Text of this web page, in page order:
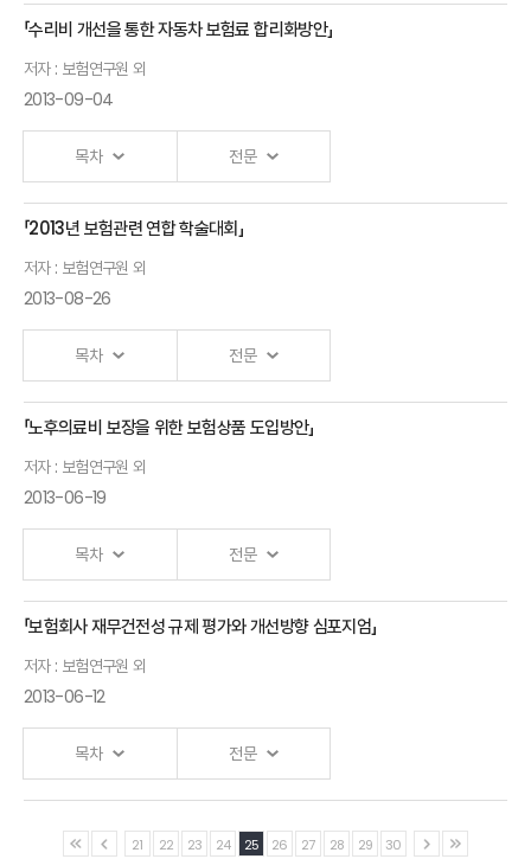
보험연구원 외
「수리비 개선을 통한 자동차 보험료 합리화방안」
저자 : 보험연구원 외
2013-09-04
목차 전문
「2013년 보험관련 연합 학술대회」
저자 : 보험연구원 외
2013-08-26
목차 전문
「노후의료비 보장을 위한 보험상품 도입방안」
저자 : 보험연구원 외
2013-06-19
목차 전문
「보험회사 재무건전성 규제 평가와 개선방향 심포지엄」
저자 : 보험연구원 외
2013-06-12
목차 전문
Ⅰ.「재무건전성 규제에 관한 국제적 논의와 시사점」 발표자 :보험연구원
21 22 23 24 25 26 27 28 29 30